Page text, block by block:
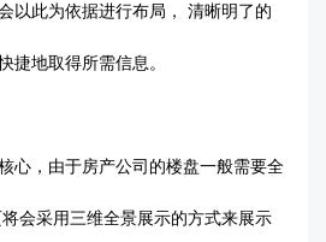
以此为依据进行布局， 清晰明了的
捷地取得所需信息。
心，由于房产公司的楼盘一般需要全
将会采用三维全景展示的方式来展示